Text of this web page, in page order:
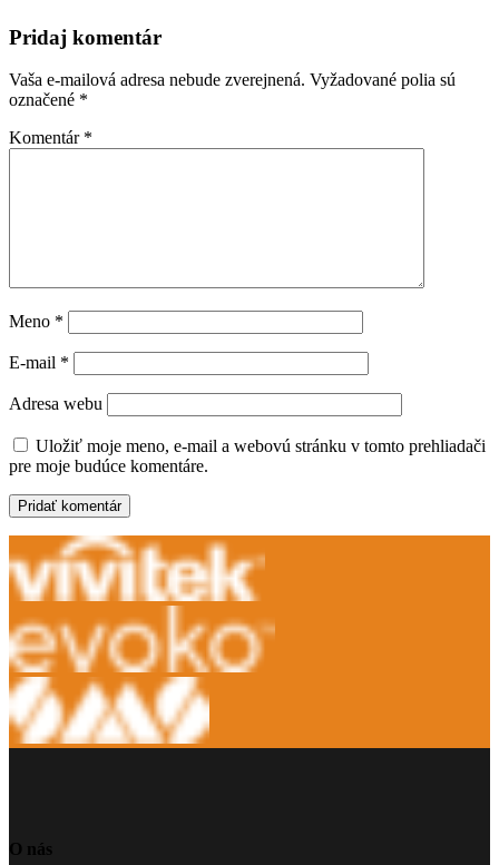
Pridaj komentár
Vaša e-mailová adresa nebude zverejnená. Vyžadované polia sú
označené *
Komentár *
Meno *
E-mail *
Adresa webu
Uložiť moje meno, e-mail a webovú stránku v tomto prehliadači
pre moje budúce komentáre.
O nás